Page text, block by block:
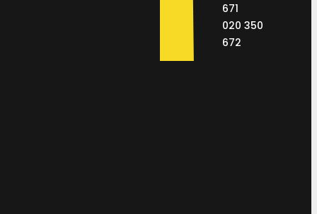
671
020 350
672